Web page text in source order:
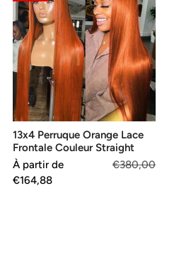
Orange
Lace
Frontale
Couleur
Straight
13x4 Perruque Orange Lace
Frontale Couleur Straight
Prix
de
À partir de
€164,88
Prix
habituel
€380,00